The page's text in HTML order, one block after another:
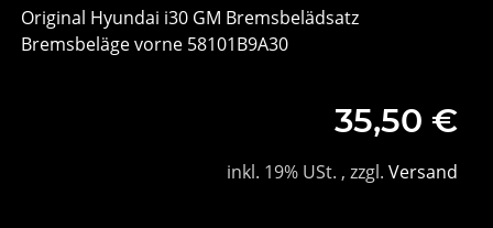
Original Hyundai i30 GM Bremsbelädsatz
Bremsbeläge vorne 58101B9A30
35,50 €
inkl. 19% USt. , zzgl. Versand